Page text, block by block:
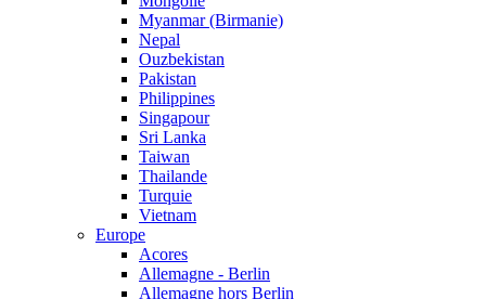
Myanmar (Birmanie)
Nepal
Ouzbekistan
Pakistan
Philippines
Singapour
Sri Lanka
Taiwan
Thailande
Turquie
Vietnam
Europe
Acores
Allemagne - Berlin
Allemagne hors Berlin